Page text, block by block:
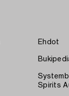
Ehdot
Spirits